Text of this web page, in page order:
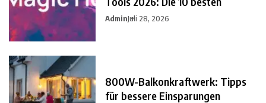
AdminJuli 28, 2026
800W-Balkonkraftwerk: Tipps
für bessere Einsparungen